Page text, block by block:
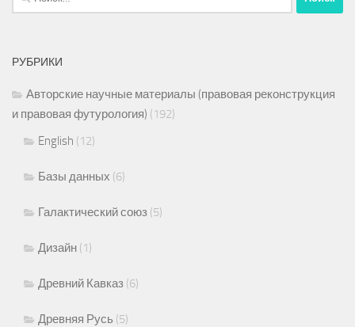
РУБРИКИ
Авторские научные материалы (правовая реконструкция
и правовая футурология) (192)
English (12)
Базы данных (6)
Галактический союз (5)
Дизайн (1)
Древний Кавказ (6)
Древняя Русь (5)